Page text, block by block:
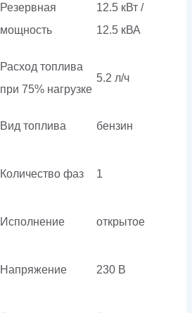
Резервная
мощность
12.5 кВт /
12.5 кВА
Расход топлива
при 75% нагрузке
5.2 л/ч
Вид топлива бензин
Количество фаз 1
Исполнение открытое
Напряжение 230 В